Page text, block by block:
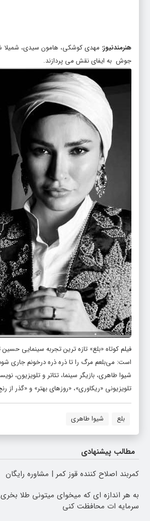
هنرمندنیوز: مهدی کوشکی، هامون سیدی، شمیلا
جوش به ایفای نقش می ‌پردازند.
فیلم کوتاه «بلع» تازه ‌ترین تجربه سینمایی
است: می‌بلعم مرگ را تا ذره ذره درخونم جاری
شیوا طاهری، بازیگر سینما، تئاتر و
تلویزیونی «ریکاوری»، «روزهای بهتر» و «گذر از
بلع شیوا طاهری
مطالب پیشنهادی
کمربند اصلاح کننده قوز کمر | مشاوره رایگان
به هر اندازه ای که میخوای میتونی طلا بخری
سرمایه ات محافظت کنی